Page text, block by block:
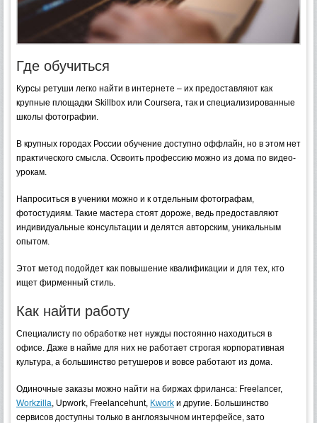
Где обучиться
Курсы ретуши легко найти в интернете – их предоставляют как
крупные площадки Skillbox или Coursera, так и специализированные
школы фотографии.
В крупных городах России обучение доступно оффлайн, но в этом нет
практического смысла. Освоить профессию можно из дома по видео-
урокам.
Напроситься в ученики можно и к отдельным фотографам,
фотостудиям. Такие мастера стоят дороже, ведь предоставляют
индивидуальные консультации и делятся авторским, уникальным
опытом.
Этот метод подойдет как повышение квалификации и для тех, кто
ищет фирменный стиль.
Как найти работу
Специалисту по обработке нет нужды постоянно находиться в
офисе. Даже в найме для них не работает строгая корпоративная
культура, а большинство ретушеров и вовсе работают из дома.
Одиночные заказы можно найти на биржах фриланса: Freelancer,
Workzilla, Upwork, Freelancehunt, Kwork и другие. Большинство
сервисов доступны только в англоязычном интерфейсе, зато